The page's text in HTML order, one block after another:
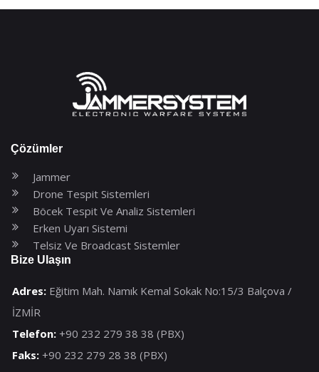
Çözümler
Jammer
Drone Tespit Sistemleri
Böcek Tespit Ve Analiz Sistemleri
Erken Uyarı Sistemi
Telsiz Ve Broadcast Sistemler
Bize Ulaşın
Adres: Eğitim Mah. Namık Kemal Sokak No:15/3 Balçova /
İZMİR
Telefon: +90 232 279 38 38 (PBX)
Faks: +90 232 279 28 38 (PBX)